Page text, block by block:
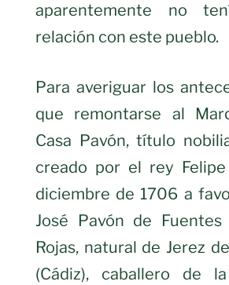
aparentemente no
relación con este pueblo.
Para averiguar los
que remontarse al
Casa Pavón, título
creado por el rey
diciembre de 1706 a
José Pavón de Fuentes
Rojas, natural de Jerez
(Cádiz), caballero de